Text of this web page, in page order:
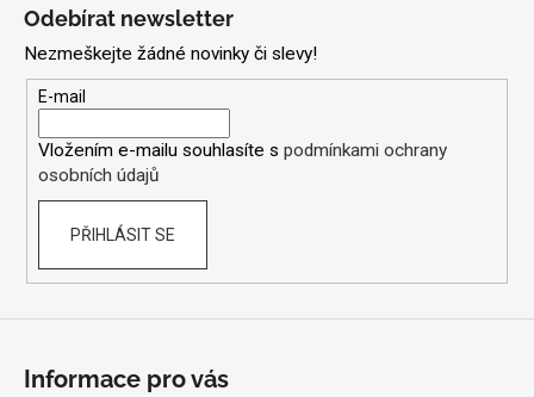
Odebírat newsletter
Nezmeškejte žádné novinky či slevy!
E-mail
Vložením e-mailu souhlasíte s podmínkami ochrany
osobních údajů
PŘIHLÁSIT SE
Informace pro vás